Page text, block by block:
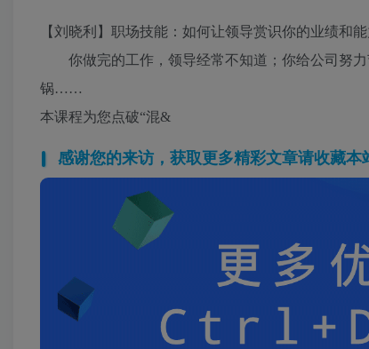
【刘晓利】职场技能：如何让领导赏识你的业绩和能
你做完的工作，领导经常不知道；你给公司努力
锅……
本课程为您点破“混&
感谢您的来访，获取更多精彩文章请收藏本